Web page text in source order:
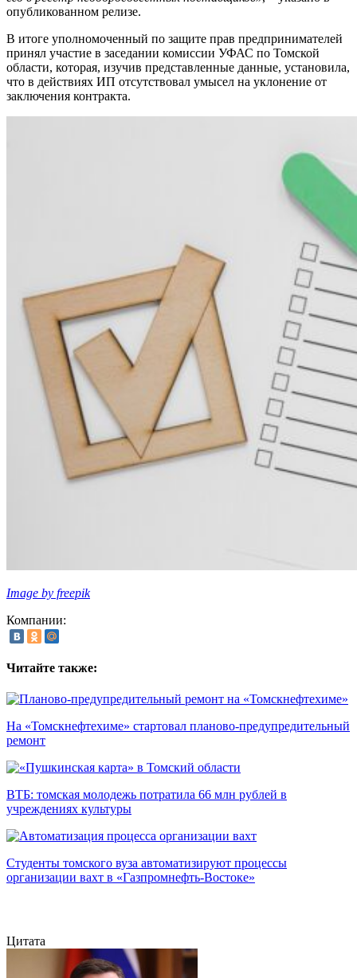
опубликованном релизе.
В итоге уполномоченный по защите прав предпринимателей
принял участие в заседании комиссии УФАС по Томской
области, которая, изучив представленные данные, установила,
что в действиях ИП отсутствовал умысел на уклонение от
заключения контракта.
Image by freepik
Компании:
Читайте также:
На «Томскнефтехиме» стартовал планово-предупредительный
ремонт
ВТБ: томская молодежь потратила 66 млн рублей в
учреждениях культуры
Студенты томского вуза автоматизируют процессы
организации вахт в «Газпромнефть-Востоке»
Цитата